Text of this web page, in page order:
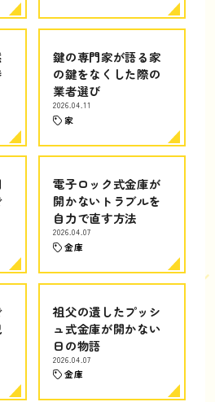
鍵の専門家が語る家
の鍵をなくした際の
業者選び
2026.04.11
家
電子ロック式金庫が
開かないトラブルを
自力で直す方法
2026.04.07
金庫
祖父の遺したプッシ
ュ式金庫が開かない
日の物語
2026.04.07
金庫